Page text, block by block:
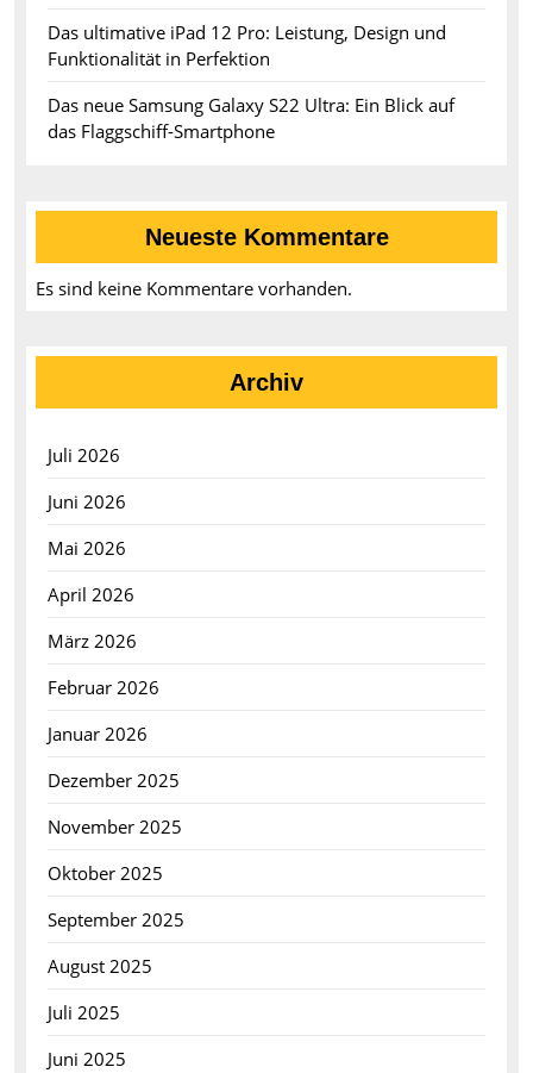
Das ultimative iPad 12 Pro: Leistung, Design und
Funktionalität in Perfektion
Das neue Samsung Galaxy S22 Ultra: Ein Blick auf
das Flaggschiff-Smartphone
Neueste Kommentare
Es sind keine Kommentare vorhanden.
Archiv
Juli 2026
Juni 2026
Mai 2026
April 2026
März 2026
Februar 2026
Januar 2026
Dezember 2025
November 2025
Oktober 2025
September 2025
August 2025
Juli 2025
Juni 2025